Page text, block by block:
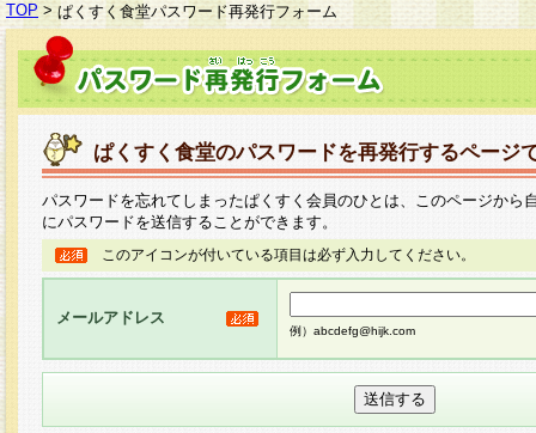
TOP > ぱくすく食堂パスワード再発行フォーム
ぱくすく食堂のパスワードを再発行するページ
パスワードを忘れてしまったぱくすく会員のひとは、このページから
にパスワードを送信することができます。
このアイコンが付いている項目は必ず入力してください。
メールアドレス
例）abcdefg@hijk.com